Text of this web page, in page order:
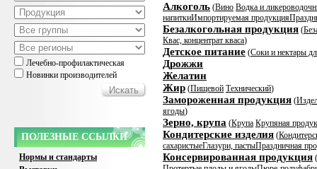
Лечебно-профилактическая
Новинки производителей
ПОЛЕЗНЫЕ ССЫЛКИ
Нормы и стандарты
Алкоголь (Вино Водка и
напиткиИмпортируемая продукция
Безалкогольная продукция (
Квас, концентрат кваса)
Детское питание (Соки и нектары
Дрожжи
Желатин
Жир (Пищевой Технический)
Замороженная продукция (
ягоды)
Зерно, крупа (Крупа Крупяная
Кондитерские изделия (
сахаристыеГлазури, пастыПраздничная
Консервированная продукция (